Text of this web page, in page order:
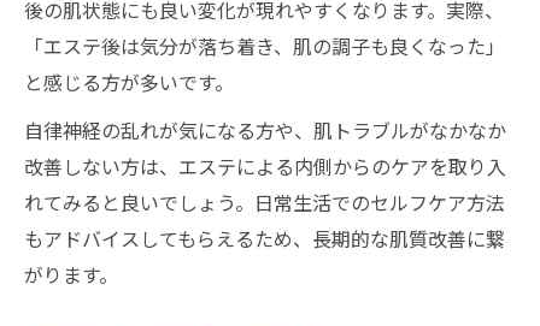
後の肌状態にも良い変化が現れやすくなります。実際、
「エステ後は気分が落ち着き、肌の調子も良くなった」
と感じる方が多いです。
自律神経の乱れが気になる方や、肌トラブルがなかなか
改善しない方は、エステによる内側からのケアを取り入
れてみると良いでしょう。日常生活でのセルフケア方法
もアドバイスしてもらえるため、長期的な肌質改善に繋
がります。